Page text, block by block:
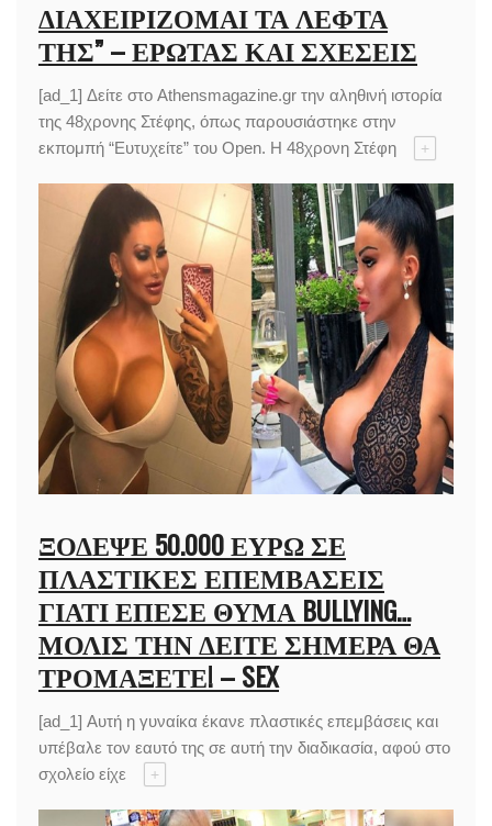
ΔΙΑΧΕΙΡΊΖΟΜΑΙ ΤΑ ΛΕΦΤΆ
ΤΗΣ” – ΈΡΩΤΑΣ ΚΑΙ ΣΧΈΣΕΙΣ
[ad_1] Δείτε στο Athensmagazine.gr την αληθινή ιστορία
της 48χρονης Στέφης, όπως παρουσιάστηκε στην
εκπομπή “Ευτυχείτε” του Open. Η 48χρονη Στέφη
+
ΞΌΔΕΨΕ 50.000 ΕΥΡΏ ΣΕ
ΠΛΑΣΤΙΚΈΣ ΕΠΕΜΒΆΣΕΙΣ
ΓΙΑΤΊ ΈΠΕΣΕ ΘΎΜΑ BULLYING…
ΜΌΛΙΣ ΤΗΝ ΔΕΊΤΕ ΣΉΜΕΡΑ ΘΑ
ΤΡΟΜΆΞΕΤΕ! – SEX
[ad_1] Αυτή η γυναίκα έκανε πλαστικές επεμβάσεις και
υπέβαλε τον εαυτό της σε αυτή την διαδικασία, αφού στο
σχολείο είχε
+